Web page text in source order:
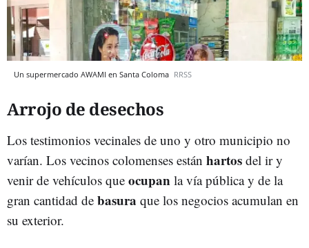
Un supermercado AWAMI en Santa Coloma RRSS
Arrojo de desechos
Los testimonios vecinales de uno y otro municipio no
varían. Los vecinos colomenses están hartos del ir y
venir de vehículos que ocupan la vía pública y de la
gran cantidad de basura que los negocios acumulan en
su exterior.